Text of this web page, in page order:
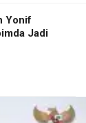
Yonif
Jadi